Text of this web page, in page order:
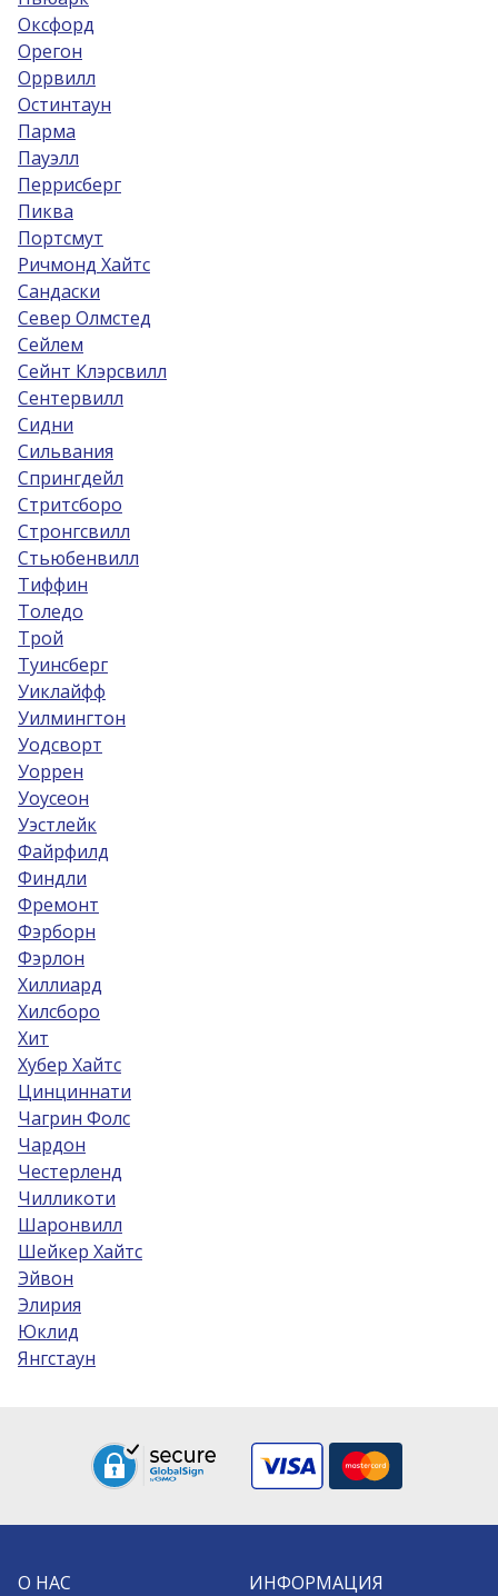
Оксфорд
Орегон
Оррвилл
Остинтаун
Парма
Пауэлл
Перрисберг
Пиква
Портсмут
Ричмонд Хайтс
Сандаски
Север Олмстед
Сейлем
Сейнт Клэрсвилл
Сентервилл
Сидни
Сильвания
Спрингдейл
Стритсборо
Стронгсвилл
Стьюбенвилл
Тиффин
Толедо
Трой
Туинсберг
Уиклайфф
Уилмингтон
Уодсворт
Уоррен
Уоусеон
Уэстлейк
Файрфилд
Финдли
Фремонт
Фэрборн
Фэрлон
Хиллиард
Хилсборо
Хит
Хубер Хайтс
Цинциннати
Чагрин Фолс
Чардон
Честерленд
Чилликоти
Шаронвилл
Шейкер Хайтс
Эйвон
Элирия
Юклид
Янгстаун
О НАС ИНФОРМАЦИЯ